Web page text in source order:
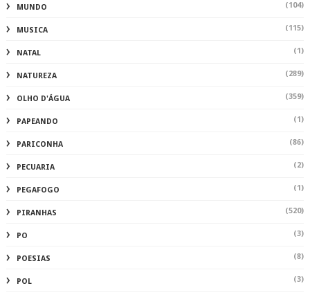
MUNDO (104)
MUSICA (115)
NATAL (1)
NATUREZA (289)
OLHO D'ÁGUA (359)
PAPEANDO (1)
PARICONHA (86)
PECUARIA (2)
PEGAFOGO (1)
PIRANHAS (520)
PO (3)
POESIAS (8)
POL (3)